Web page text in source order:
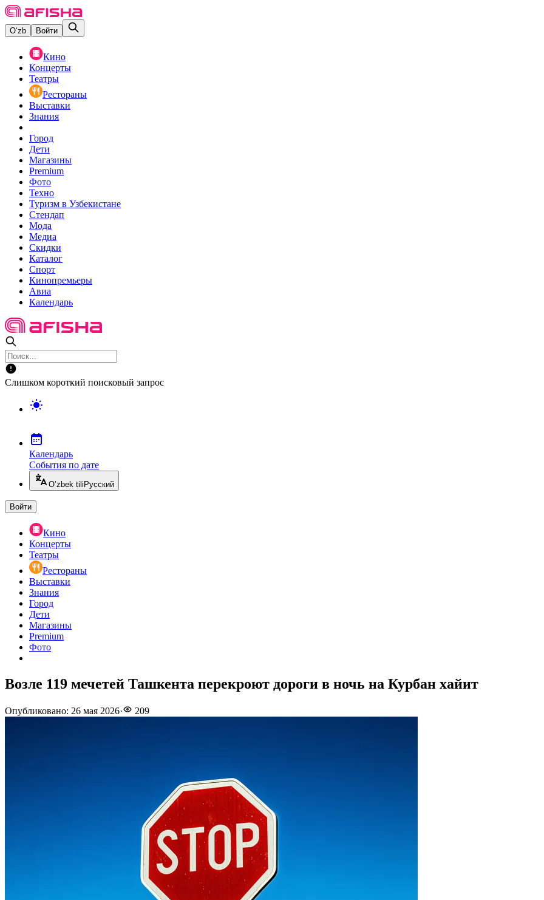
O‘zb Войти
Кино
Концерты
Театры
Рестораны
Выставки
Знания
Город
Дети
Магазины
Premium
Фото
Техно
Туризм в Узбекистане
Стендап
Мода
Медиа
Скидки
Каталог
Спорт
Кинопремьеры
Авиа
Календарь
Слишком короткий поисковый запрос
Календарь
События по дате
O’zbek tili Русский
Войти
Кино
Концерты
Театры
Рестораны
Выставки
Знания
Город
Дети
Магазины
Premium
Фото
Возле 119 мечетей Ташкента перекроют дороги в ночь на Курбан хайит
Опубликовано: 26 мая 2026· 209